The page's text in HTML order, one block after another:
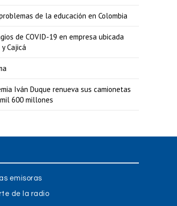
de la educación en Colombia
de COVID-19 en empresa ubicada
Cajicá
Iván Duque renueva sus camionetas
600 millones
emisoras
de la radio